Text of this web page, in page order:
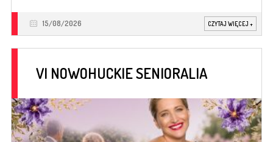
15/08/2026 CZYTAJ WIĘCEJ +
VI NOWOHUCKIE SENIORALIA